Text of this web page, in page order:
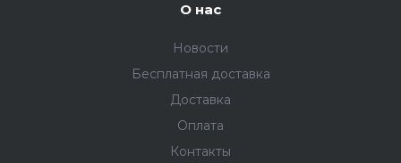
О нас
Новости
Бесплатная доставка
Доставка
Оплата
Контакты